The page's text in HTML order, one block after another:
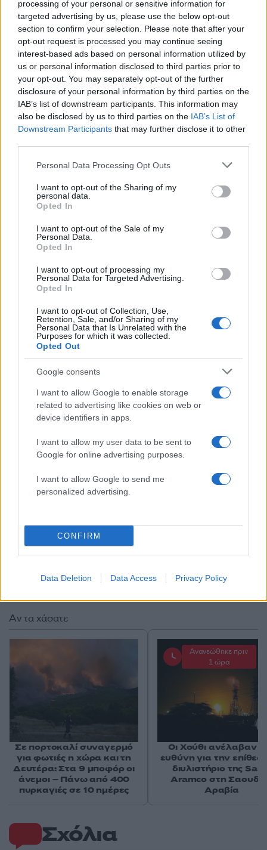
processing of your personal or sensitive information for
targeted advertising by us, please use the below opt-out
section to confirm your selection. Please note that after your
opt-out request is processed you may continue seeing
interest-based ads based on personal information utilized by
us or personal information disclosed to third parties prior to
your opt-out. You may separately opt-out of the further
disclosure of your personal information by third parties on the
IAB’s list of downstream participants. This information may
also be disclosed by us to third parties on the IAB’s List of
Downstream Participants that may further disclose it to other
Please note that this website/app uses one or more Google
not limited to your visit or usage behaviour. You may click to
grant or deny consent to Google and its third-party tags to
use your data for below specified purposes in below Google
consent section.
Personal Data Processing Opt Outs
I want to opt-out of the Sharing of my
personal data.
Opted In
I want to opt-out of the Sale of my
Personal Data.
Opted In
I want to opt-out of processing my
Personal Data for Targeted Advertising.
Opted In
I want to opt-out of Collection, Use,
Retention, Sale, and/or Sharing of my
Personal Data that Is Unrelated with the
Purposes for which it was collected.
Opted Out
Google consents
I want to allow Google to enable storage
related to advertising like cookies on web or
device identifiers in apps.
I want to allow my user data to be sent to
Google for online advertising purposes.
I want to allow Google to send me
personalized advertising.
CONFIRM
Data Deletion Data Access Privacy Policy
μεγάλος αριθμός εξαρτημάτων όπλων
-530- δισκία ναρκωτικά δισκία,
ανιχνευτές μετάλλων,
-3- μηχανήματα αναγνώρισης μετάλλων,
καταμετρητής χαρτονομισμάτων
-57- χρυσά νομίσματα,
-510- λίρες Αγγλίας, αξίας περί τις 420.000
-2- Πεντόλιρα Αγγλίας
Σχόλια
Αν τα χάσατε
Σε πορτοκαλί συναγερμό
για φωτιές η χώρα και τη
Δευτέρα: Στα 9 μποφόρ οι
άνεμοι – Πάνω από 400
πυρκαγιές σε 10 ημέρες
Ανανεώθηκε πριν
1 ώρα
Οι Χούθι ανέλαβαν
ευθύνη για την
διυλιστήριο της
Aramco στη
Αραβία